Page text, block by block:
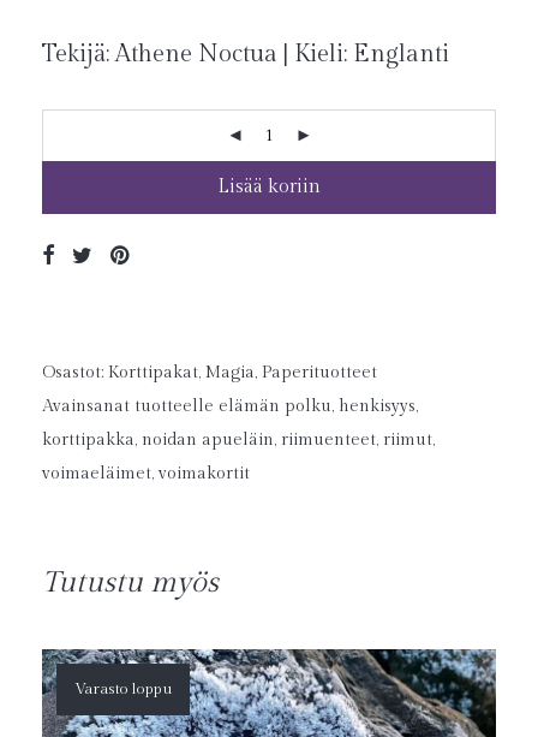
Tekijä: Athene Noctua | Kieli: Englanti
Lisää koriin
Osastot: Korttipakat, Magia, Paperituotteet
Avainsanat tuotteelle elämän polku, henkisyys,
korttipakka, noidan apueläin, riimuenteet, riimut,
voimaeläimet,voimakortit
Tutustu myös